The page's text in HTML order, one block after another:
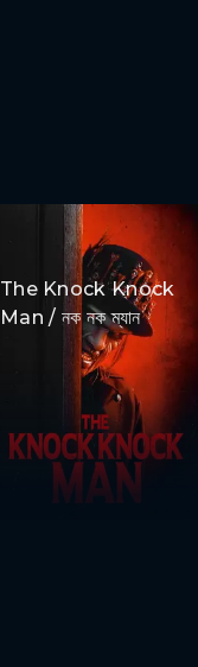
The Knock Knock
Man / নক নক ম্যান